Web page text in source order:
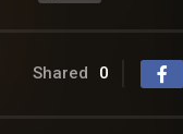
Shared 0